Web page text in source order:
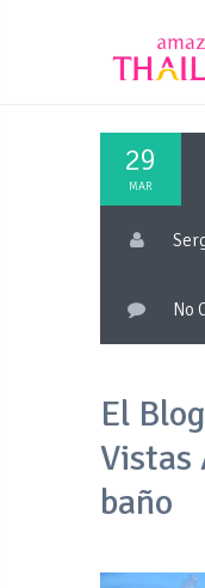
29
MAR
No
El
Vistas
baño